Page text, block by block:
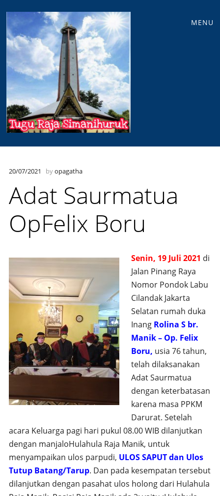
MENU
20/07/2021 byopagatha
Adat Saurmatua
OpFelix Boru
Senin, 19 Juli 2021 di
Jalan Pinang Raya
Nomor Pondok Labu
Cilandak Jakarta
Selatan rumah duka
Inang Rolina S br.
Manik – Op. Felix
Boru, usia 76 tahun,
telah dilaksanakan
Adat Saurmatua
dengan keterbatasan
karena masa PPKM
Darurat. Setelah
acara Keluarga pagi hari pukul 08.00 WIB dilanjutkan
dengan manjaloHulahula Raja Manik, untuk
menyampaikan ulos parpudi, ULOS SAPUT dan Ulos
Tutup Batang/Tarup. Dan pada kesempatan tersebut
dilanjutkan dengan pasahat ulos holong dari Hulahula